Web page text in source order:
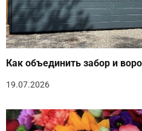
Как объединить забор и
19.07.2026